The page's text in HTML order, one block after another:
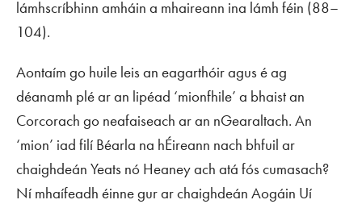
lámhscríbhinn amháin a mhaireann ina lámh féin (88–
104).
Aontaím go huile leis an eagarthóir agus é ag
déanamh plé ar an lipéad ‘mionfhile’ a bhaist an
Corcorach go neafaiseach ar an nGearaltach. An
‘mion’ iad filí Béarla na hÉireann nach bhfuil ar
chaighdeán Yeats nó Heaney ach atá fós cumasach?
Ní mhaífeadh éinne gur ar chaighdeán Aogáin Uí